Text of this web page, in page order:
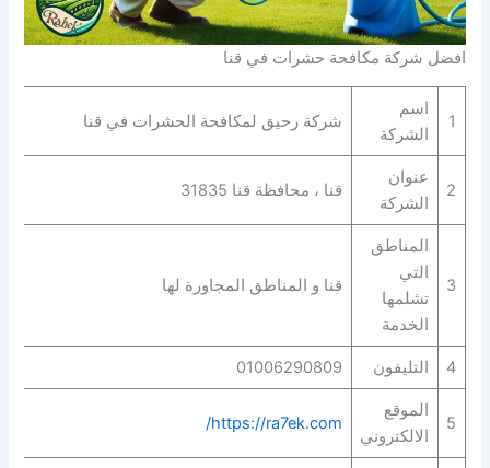
افضل شركة مكافحة حشرات في قنا
1
اسم
الشركة
شركة رحيق لمكافحة الحشرات في قنا
2
عنوان
الشركة
قنا ، محافظة قنا 31835
3
المناطق
التي
تشلمها
الخدمة
قنا و المناطق المجاورة لها
4 التليفون 01006290809
5
الموقع
الالكتروني
https://ra7ek.com/